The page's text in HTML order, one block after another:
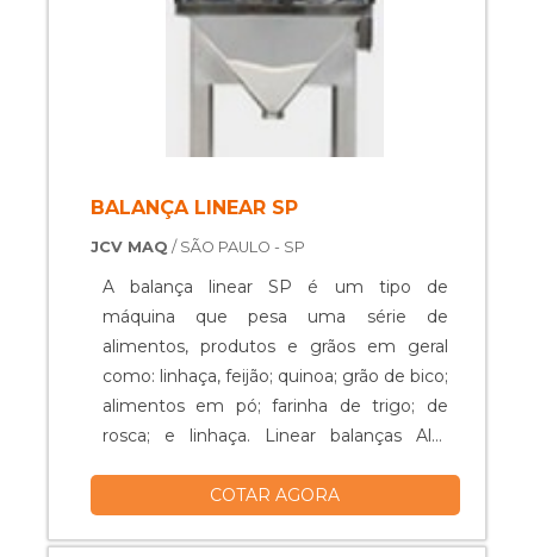
BALANÇA LINEAR SP
JCV MAQ / SÃO PAULO - SP
A balança linear SP é um tipo de
máquina que pesa uma série de
alimentos, produtos e grãos em geral
como: linhaça, feijão; quinoa; grão de bico;
alimentos em pó; farinha de trigo; de
rosca; e linhaça. Linear balanças Alta
Confeccionado em aço inox; Cresce a
COTAR AGORA